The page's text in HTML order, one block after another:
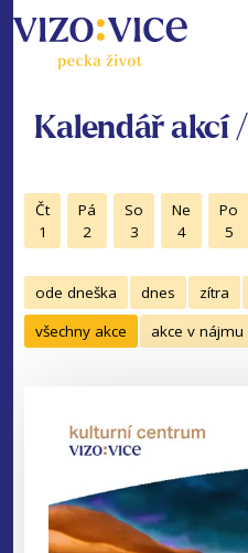
Kalendář akcí /
Čt
1
Pá
2
So
3
Ne
4
Po
5
ode dneška dnes zítra
všechny akce
akce v nájmu